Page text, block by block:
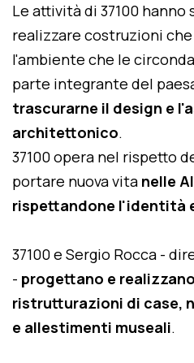
Le attività di 37100
realizzare costruzioni
l'ambiente che le
parte integrante del
trascurarne il design e
architettonico.
37100 opera nel rispetto
portare nuova vita nelle
rispettandone l'identità
37100 e Sergio Rocca -
- progettano e
ristrutturazioni di case,
e allestimenti museali.